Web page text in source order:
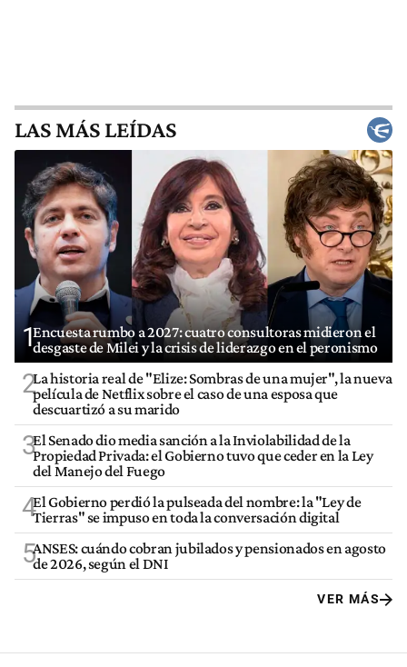
LAS MÁS LEÍDAS
1Encuesta rumbo a 2027: cuatro consultoras midieron el
desgaste de Milei y la crisis de liderazgo en el peronismo
2La historia real de "Elize: Sombras de una mujer", la nueva
película de Netflix sobre el caso de una esposa que
descuartizó a su marido
3El Senado dio media sanción a la Inviolabilidad de la
Propiedad Privada: el Gobierno tuvo que ceder en la Ley
del Manejo del Fuego
4El Gobierno perdió la pulseada del nombre: la "Ley de
Tierras" se impuso en toda la conversación digital
5ANSES: cuándo cobran jubilados y pensionados en agosto
de 2026, según el DNI
VER MÁS